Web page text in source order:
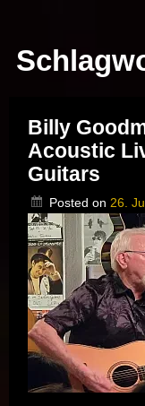
Billy
Acoustic
Guitars
Posted on 26.